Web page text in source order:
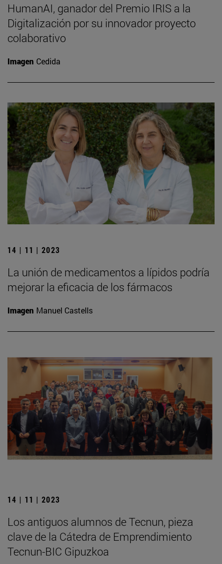
HumanAI, ganador del Premio IRIS a la
Digitalización por su innovador proyecto
colaborativo
Imagen Cedida
14 | 11 | 2023
La unión de medicamentos a lípidos podría
mejorar la eficacia de los fármacos
Imagen Manuel Castells
14 | 11 | 2023
Los antiguos alumnos de Tecnun, pieza
clave de la Cátedra de Emprendimiento
Tecnun-BIC Gipuzkoa